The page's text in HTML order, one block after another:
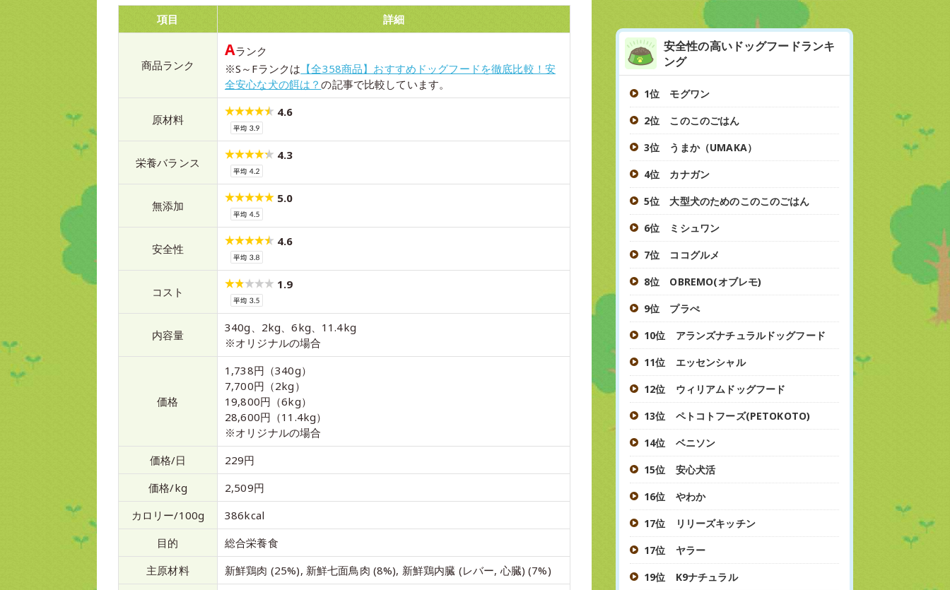
項目 詳細
商品ランク
Aランク
※S～Fランクは 【全358商品】おすすめドッグフードを徹底比較！安
全安心な犬の餌は？の記事で比較しています。
原材料
4.6
栄養バランス
4.3
無添加
5.0
安全性
4.6
コスト
1.9
内容量
340g、2kg、6kg、11.4kg
※オリジナルの場合
価格
1,738円（340g）
7,700円（2kg）
19,800円（6kg）
28,600円（11.4kg）
※オリジナルの場合
価格/日
229円
価格/kg
2,509円
カロリー/100g
386kcal
目的
総合栄養食
主原材料
新鮮鶏肉 (25%), 新鮮七面鳥肉 (8%), 新鮮鶏内臓 (レバー, 心臓) (7%)
安全性の高いドッグフードランキ
ング
1位 モグワン
2位 このこのごはん
3位 うまか（UMAKA）
4位 カナガン
5位 大型犬のためのこのこのごはん
6位 ミシュワン
7位 ココグルメ
8位 OBREMO(オブレモ)
9位 プラぺ
10位 アランズナチュラルドッグフード
11位 エッセンシャル
12位 ウィリアムドッグフード
13位 ペトコトフーズ(PETOKOTO)
14位 ベニソン
15位 安心犬活
16位 やわか
17位 リリーズキッチン
17位 ヤラー
19位 K9ナチュラル